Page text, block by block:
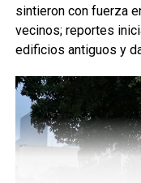
sintieron con fuerza
vecinos; reportes
edificios antiguos y